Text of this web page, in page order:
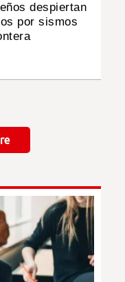
despiertan
por sismos